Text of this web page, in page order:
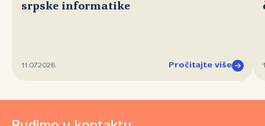
srpske informatike
11.07.2026. Pročitajte više